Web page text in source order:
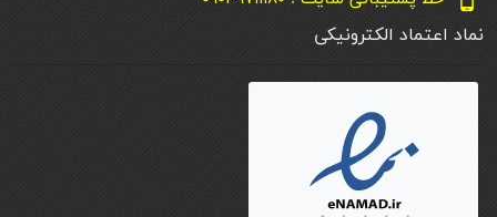
نماد اعتماد الکترونیکی